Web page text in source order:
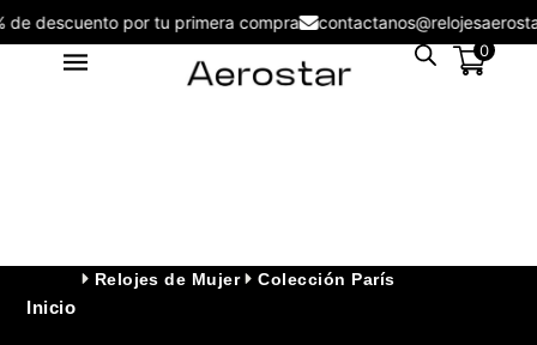
de descuento por tu primera compra
0
Inicio
Relojes de Mujer Colección París